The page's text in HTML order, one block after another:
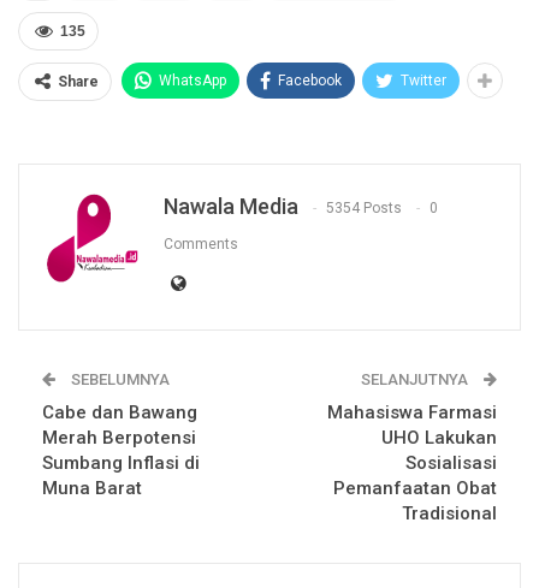
135
Share WhatsApp Facebook Twitter
Nawala Media 5354 Posts 0
Comments
SEBELUMNYA
Cabe dan Bawang
Merah Berpotensi
Sumbang Inflasi di
Muna Barat
SELANJUTNYA
Mahasiswa Farmasi
UHO Lakukan
Sosialisasi
Pemanfaatan Obat
Tradisional